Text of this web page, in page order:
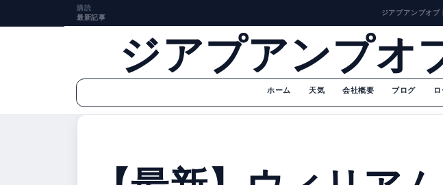
購読
最新記事
ジアプアンプオプ
ジアプアンプオ
ホーム 天気 会社概要 ブログ